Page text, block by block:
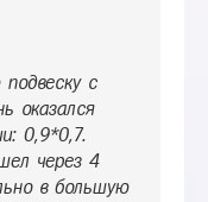
с
оказался
0,9*0,7.
через 4
в большую